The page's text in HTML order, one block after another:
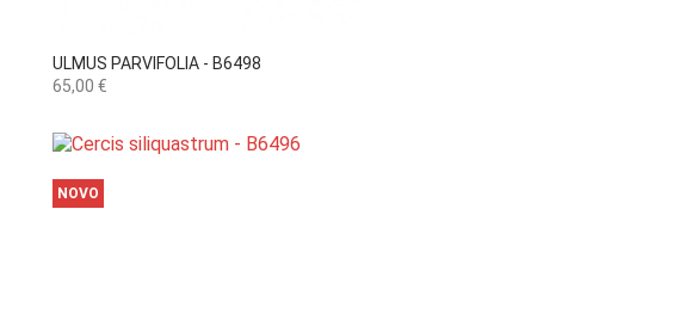
ULMUS PARVIFOLIA - B6498
Preço
65,00 €
 Vista rápida
NOVO